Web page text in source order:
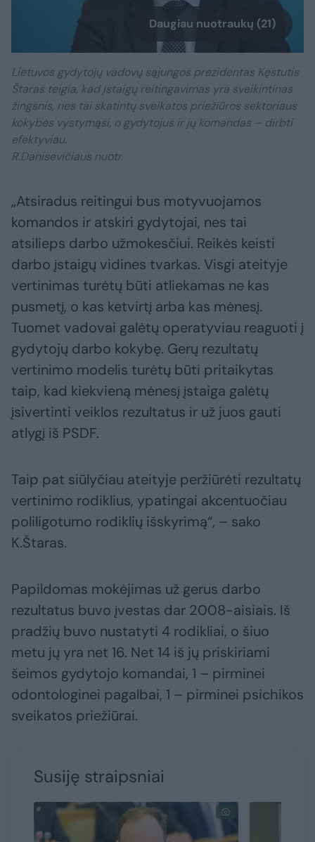
Daugiau nuotraukų (21)
Lietuvos gydytojų vadovų sąjungos prezidentas Kęstutis
Štaras teigia, kad įstaigų reitingavimas yra sveikintinas
žingsnis, nes tai skatintų sveikatos priežiūros sektoriaus
kokybės vystymąsi, o gydytojus ir jų komandas – dirbti
efektyviau.
R.Danisevičiaus nuotr.
„Atsiradus reitingui bus motyvuojamos
komandos ir atskiri gydytojai, nes tai
atsilieps darbo užmokesčiui. Reikės keisti
darbo įstaigų vidines tvarkas. Visgi ateityje
vertinimas turėtų būti atliekamas ne kas
pusmetį, o kas ketvirtį arba kas mėnesį.
Tuomet vadovai galėtų operatyviau reaguoti į
gydytojų darbo kokybę. Gerų rezultatų
vertinimo modelis turėtų būti pritaikytas
taip, kad kiekvieną mėnesį įstaiga galėtų
įsivertinti veiklos rezultatus ir už juos gauti
atlygį iš PSDF.
Taip pat siūlyčiau ateityje peržiūrėti rezultatų
vertinimo rodiklius, ypatingai akcentuočiau
poliligotumo rodiklių išskyrimą“, – sako
K.Štaras.
Papildomas mokėjimas už gerus darbo
rezultatus buvo įvestas dar 2008-aisiais. Iš
pradžių buvo nustatyti 4 rodikliai, o šiuo
metu jų yra net 16. Net 14 iš jų priskiriami
šeimos gydytojo komandai, 1 – pirminei
odontologinei pagalbai, 1 – pirminei psichikos
sveikatos priežiūrai.
Susiję straipsniai